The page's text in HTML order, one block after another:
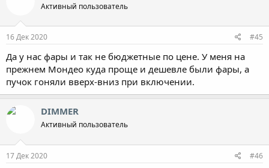
Активный пользователь
16 Дек 2020 #45
Да у нас фары и так не бюджетные по цене. У меня на
прежнем Мондео куда проще и дешевле были фары, а
пучок гоняли вверх-вниз при включении.
DIMMER
Активный пользователь
17 Дек 2020 #46